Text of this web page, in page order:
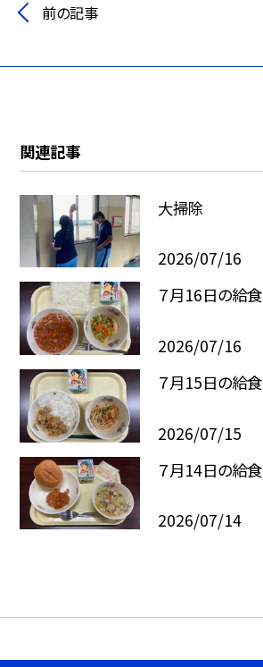
前の記事
関連記事
大掃除
2026/07/16
７月16日の給食
2026/07/16
７月15日の給食
2026/07/15
７月14日の給食
2026/07/14